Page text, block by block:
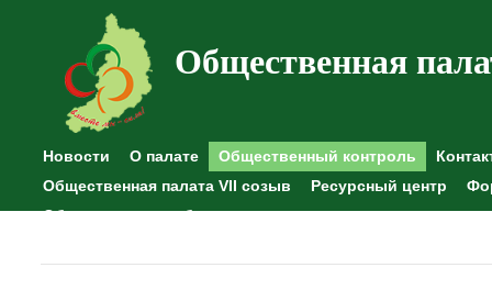
Общественная
Новости О палате Общественный контроль
Общественная палата VII созыв
Ресурсный центр
Общественные наблюдения